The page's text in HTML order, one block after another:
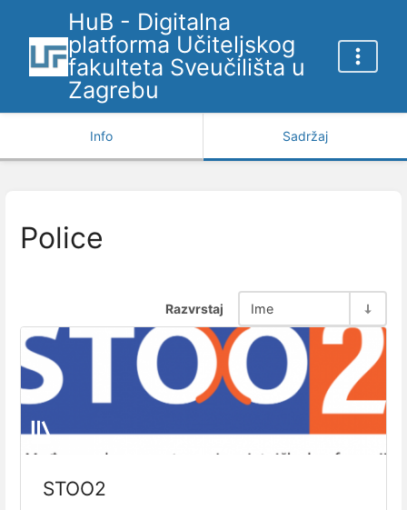
HuB - Digitalna
platforma Učiteljskog
fakulteta Sveučilišta u
Zagrebu
Info Sadržaj
Police
Razvrstaj Ime
STOO2